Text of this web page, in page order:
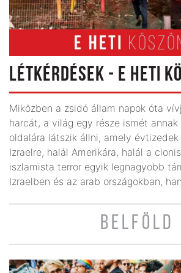
LÉTKÉRDÉSEK - E HETI
Miközben a zsidó állam napok óta
harcát, a világ egy része ismét annak
oldalára látszik állni, amely évtizedek
Izraelre, halál Amerikára, halál a
iszlamista terror egyik legnagyobb
Izraelben és az arab országokban,
BELFÖLD